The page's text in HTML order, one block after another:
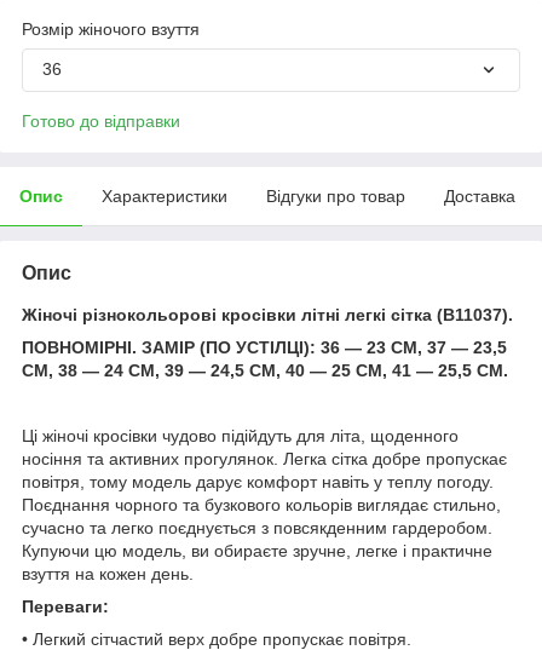
Розмір жіночого взуття
36
Готово до відправки
Опис Характеристики Відгуки про товар Доставка
Опис
Жіночі різнокольорові кросівки літні легкі сітка (B11037).
ПОВНОМІРНІ. ЗАМІР (ПО УСТІЛЦІ): 36 — 23 СМ, 37 — 23,5
СМ, 38 — 24 СМ, 39 — 24,5 СМ, 40 — 25 СМ, 41 — 25,5 СМ.
Ці жіночі кросівки чудово підійдуть для літа, щоденного
носіння та активних прогулянок. Легка сітка добре пропускає
повітря, тому модель дарує комфорт навіть у теплу погоду.
Поєднання чорного та бузкового кольорів виглядає стильно,
сучасно та легко поєднується з повсякденним гардеробом.
Купуючи цю модель, ви обираєте зручне, легке і практичне
взуття на кожен день.
Переваги:
• Легкий сітчастий верх добре пропускає повітря.